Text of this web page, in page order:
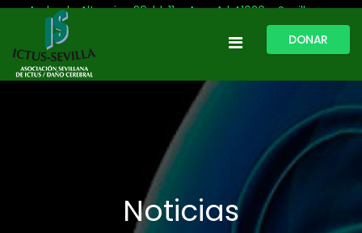
Avda. de Altamira, 29, bl. 11 – Acc. A | 41020 - Sevilla
954 513 999
ictussevilla@hotmail.com
DONAR
Noticias